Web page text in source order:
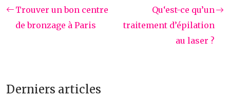
Trouver un bon centre
de bronzage à Paris
Qu‘est-ce qu’un
traitement d’épilation
au laser ?
Derniers articles